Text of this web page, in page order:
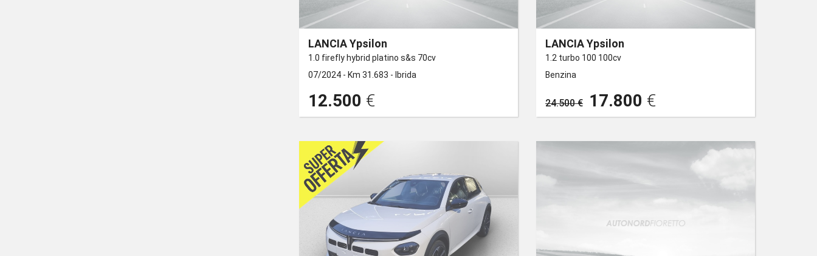
LANCIA Ypsilon
1.0 firefly hybrid platino s&s 70cv
07/2024 - Km 31.683 - Ibrida
12.500 €
LANCIA Ypsilon
1.2 turbo 100 100cv
Benzina
24.500 € 17.800 €